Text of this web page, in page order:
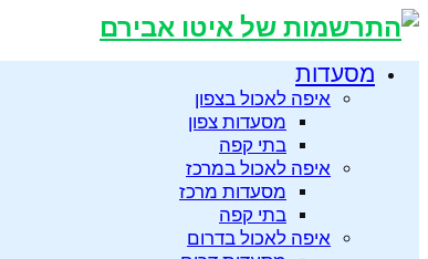
מסעדות
איפה לאכול בצפון
מסעדות צפון
בתי קפה
איפה לאכול במרכז
מסעדות מרכז
בתי קפה
איפה לאכול בדרום